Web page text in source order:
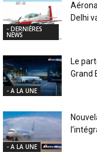
- DERNIÈRES
NEWS
Delhi
- A LA UNE
Le
Grand
- A LA UNE